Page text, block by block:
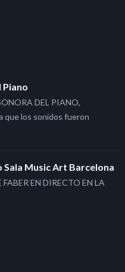
Piano
DEL PIANO,
que los sonidos fueron
Music Art Barcelona
EN DIRECTO EN LA